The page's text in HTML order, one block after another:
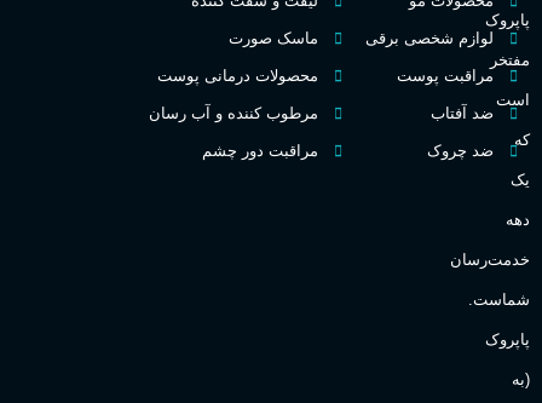
اکسترکت دو پرفیوم
گروه بویایی میوه ای
مناسب برای
آقایان
پاپروک
مفتخر
است
که
یک
دهه
خدمت‌رسان
شماست.
پاپروک
(به
لوازم شخصی برقی
مراقبت پوست
ضد آفتاب
ضد چروک
ماسک صورت
محصولات درمانی پوست
مرطوب کننده و آب رسان
مراقبت دور چشم